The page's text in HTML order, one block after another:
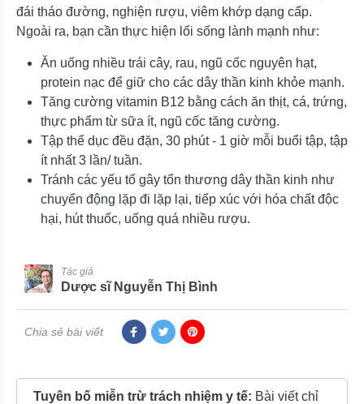
đái tháo đường, nghiện rượu, viêm khớp dạng cấp.
Ngoài ra, bạn cần thực hiện lối sống lành mạnh như:
Ăn uống nhiều trái cây, rau, ngũ cốc nguyên hạt,
protein nạc để giữ cho các dây thần kinh khỏe mạnh.
Tăng cường vitamin B12 bằng cách ăn thịt, cá, trứng,
thực phẩm từ sữa ít, ngũ cốc tăng cường.
Tập thể dục đều đặn, 30 phút - 1 giờ mỗi buổi tập, tập
ít nhất 3 lần/ tuần.
Tránh các yếu tố gây tổn thương dây thần kinh như
chuyển động lặp đi lặp lại, tiếp xúc với hóa chất độc
hại, hút thuốc, uống quá nhiều rượu.
Tác giả
Dược sĩ Nguyễn Thị Bình
Chia sẻ bài viết
Tuyên bố miễn trừ trách nhiệm y tế: Bài viết chỉ